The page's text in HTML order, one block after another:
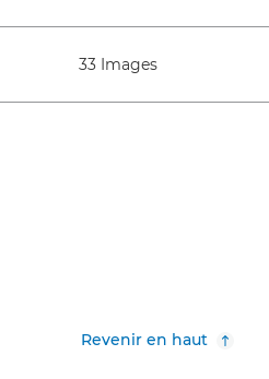
33 Images
Revenir en haut